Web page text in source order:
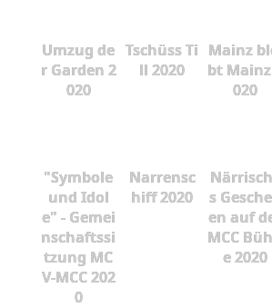
Umzug de
r Garden 2
020
Tschüss Ti
ll 2020
Mainz
bt
020
"Symbole
und Idol
e" - Gemei
nschaftssi
tzung MC
V-MCC 202
0
Narrensc
hiff 2020
s
en auf
MCC
e 2020